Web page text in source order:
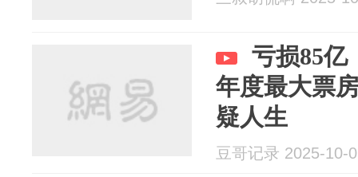
亏损85亿
年度最大票
疑人生
豆哥记录 2025-10-